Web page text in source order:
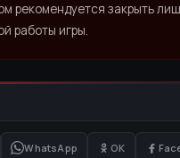
рекомендуется закрыть
работы игры.
WhatsApp OK